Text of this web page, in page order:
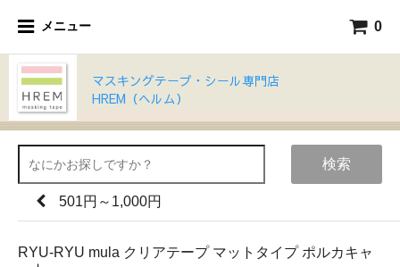
メニュー 0
マスキングテープ・シール専門店
HREM（ヘルム）
検索
501円～1,000円
RYU-RYU mula クリアテープ マットタイプ ポルカキャ